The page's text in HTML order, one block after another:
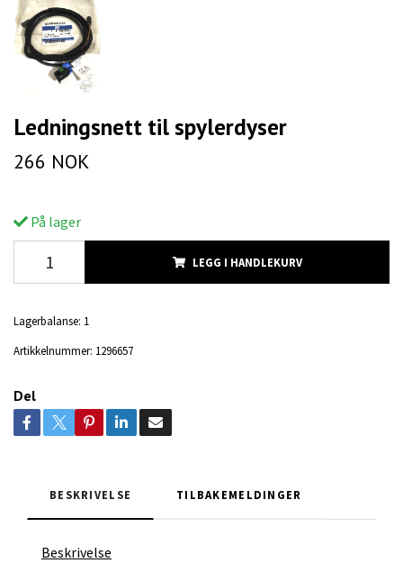
Ledningsnett til spylerdyser
266 NOK
På lager
LEGG I HANDLEKURV
Lagerbalanse: 1
Artikkelnummer: 1296657
Del
BESKRIVELSE TILBAKEMELDINGER
Beskrivelse